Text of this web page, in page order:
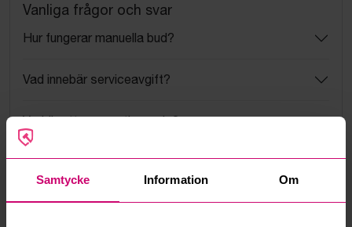
Samtycke Information Om
Vanliga frågor och svar
Hur fungerar manuella bud?
Vad innebär serviceavgift?
Vad är ett reservationspris?
Hur fungerar maxbud?
Hur fungerar budmotorn?